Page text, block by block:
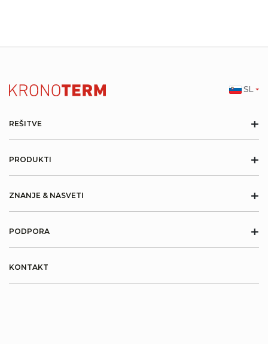
REŠITVE +
PRODUKTI +
ZNANJE & NASVETI +
PODPORA +
KONTAKT
SL